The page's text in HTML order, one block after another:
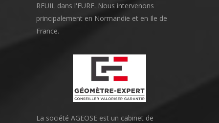
REUIL dans l'EURE. Nous intervenons
principalement en Normandie et en Ile de
France.
La société AGEOSE est un cabinet de